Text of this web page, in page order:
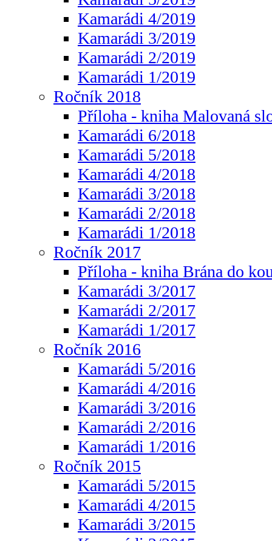
Kamarádi 4/2019
Kamarádi 3/2019
Kamarádi 2/2019
Kamarádi 1/2019
Ročník 2018
Příloha - kniha Malovaná
Kamarádi 6/2018
Kamarádi 5/2018
Kamarádi 4/2018
Kamarádi 3/2018
Kamarádi 2/2018
Kamarádi 1/2018
Ročník 2017
Příloha - kniha Brána do
Kamarádi 3/2017
Kamarádi 2/2017
Kamarádi 1/2017
Ročník 2016
Kamarádi 5/2016
Kamarádi 4/2016
Kamarádi 3/2016
Kamarádi 2/2016
Kamarádi 1/2016
Ročník 2015
Kamarádi 5/2015
Kamarádi 4/2015
Kamarádi 3/2015